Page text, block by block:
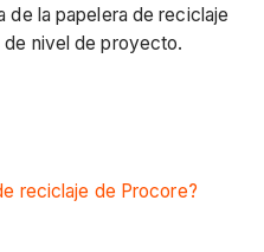
de la papelera de reciclaje
de nivel de proyecto.
reciclaje de Procore?